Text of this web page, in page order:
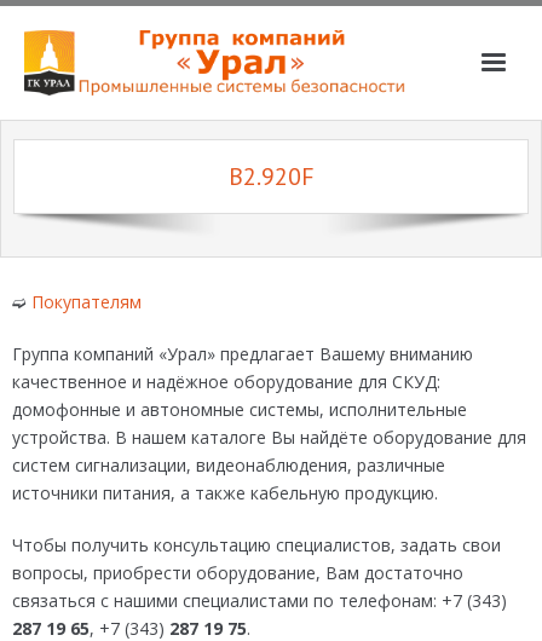
О компании
📞📧
B2.920F
➫ Покупателям
Группа компаний «Урал» предлагает Вашему вниманию
качественное и надёжное оборудование для СКУД:
домофонные и автономные системы, исполнительные
устройства. В нашем каталоге Вы найдёте оборудование для
систем сигнализации, видеонаблюдения, различные
источники питания, а также кабельную продукцию.
Чтобы получить консультацию специалистов, задать свои
вопросы, приобрести оборудование, Вам достаточно
связаться с нашими специалистами по телефонам: +7 (343)
287 19 65, +7 (343) 287 19 75.